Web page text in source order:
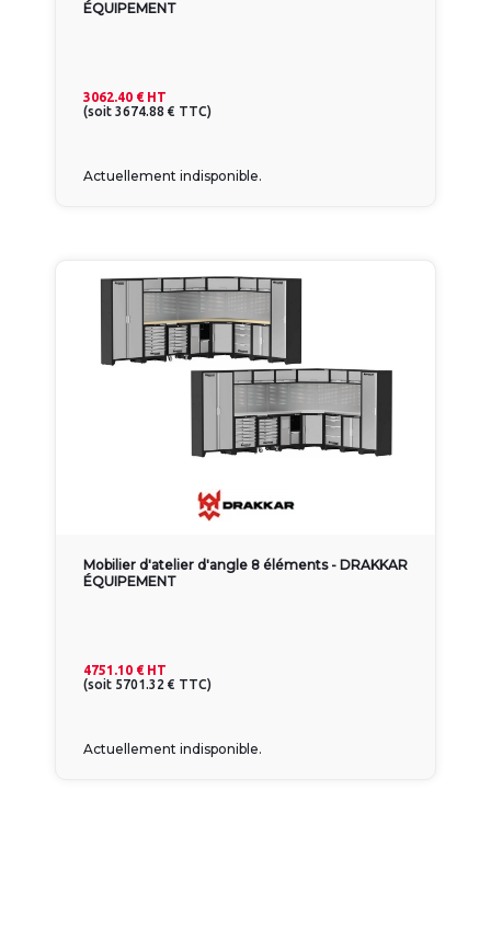
ÉQUIPEMENT
3062.40 € HT
(soit 3674.88 € TTC)
Actuellement indisponible.
Mobilier d'atelier d'angle 8 éléments - DRAKKAR
ÉQUIPEMENT
4751.10 € HT
(soit 5701.32 € TTC)
Actuellement indisponible.